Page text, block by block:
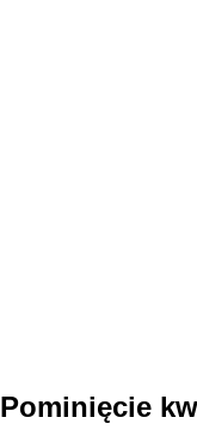
Pominięcie